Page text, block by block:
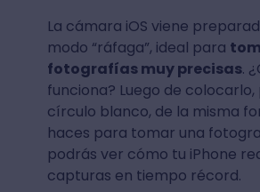
La cámara iOS viene
modo “ráfaga”, ideal para
fotografías muy precisas.
funciona? Luego de colocarlo,
círculo blanco, de la misma
haces para tomar una
podrás ver cómo tu iPhone
capturas en tiempo récord.